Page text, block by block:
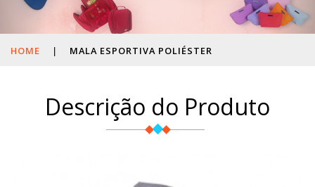
HOME | MALA ESPORTIVA POLIÉSTER
Descrição do Produto